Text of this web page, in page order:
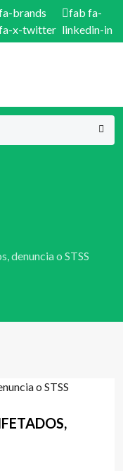
brands
x-twitter
fab fa-
linkedin-in
denuncia o STSS